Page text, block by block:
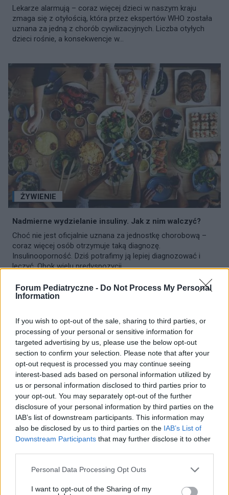
Forum Pediatryczne - Do Not Process My Personal
Information
If you wish to opt-out of the sale, sharing to third parties, or
processing of your personal or sensitive information for
targeted advertising by us, please use the below opt-out
section to confirm your selection. Please note that after your
opt-out request is processed you may continue seeing
interest-based ads based on personal information utilized by
us or personal information disclosed to third parties prior to
your opt-out. You may separately opt-out of the further
disclosure of your personal information by third parties on the
IAB’s list of downstream participants. This information may
also be disclosed by us to third parties on the IAB’s List of
Downstream Participants that may further disclose it to other
Personal Data Processing Opt Outs
I want to opt-out of the Sharing of my
Lekarze alarmują – coraz więcej dzieci w naszym kraju
zmaga się z otyłością, która przez ekspertów WHO została
uznana za jedną z chorób cywilizacyjnych. Liczba otyłych
dzieci rośnie, a konsekwencje w...
ŻYWIENIE
Nadmierne wydzielanie insuliny. Jak z nim walczyć?
Choć nie jest oficjalnie uznana za jednostkę chorobową –
coraz więcej osób otrzymuje taką diagnozę.
Insulinooporność. Dziś potrafimy ją lepiej diagnozować i
leczyć. Obok wielu predyspozycji...
ŻYWIENIE
Czego nie może zabraknąć w diecie dziecka w okresie